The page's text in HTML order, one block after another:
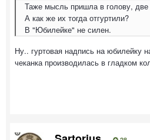
Таже мысль пришла в голову, две
А как же их тогда отгуртили?
В "Юбилейке" не силен.
Ну.. гуртовая надпись на юбилейку
чеканка производилась в гладком